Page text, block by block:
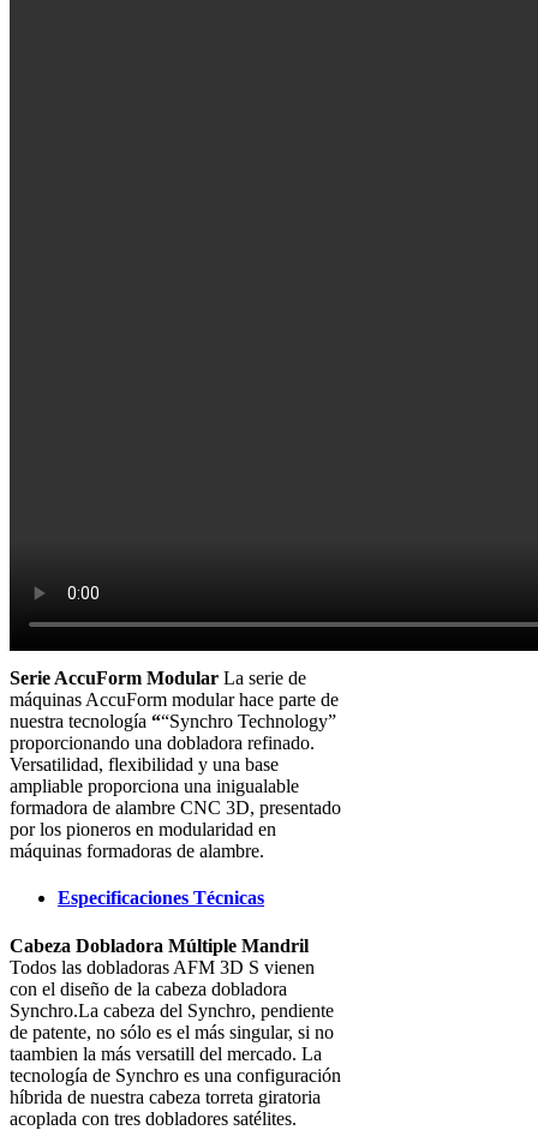
Serie AccuForm Modular La serie de
máquinas AccuForm modular hace parte de
nuestra tecnología ““Synchro Technology”
proporcionando una dobladora refinado.
Versatilidad, flexibilidad y una base
ampliable proporciona una inigualable
formadora de alambre CNC 3D, presentado
por los pioneros en modularidad en
máquinas formadoras de alambre.
Especificaciones Técnicas
Cabeza Dobladora Múltiple Mandril
Todos las dobladoras AFM 3D S vienen
con el diseño de la cabeza dobladora
Synchro.La cabeza del Synchro, pendiente
de patente, no sólo es el más singular, si no
taambien la más versatill del mercado. La
tecnología de Synchro es una configuración
híbrida de nuestra cabeza torreta giratoria
acoplada con tres dobladores satélites.